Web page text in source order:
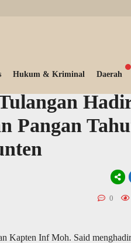
Hukum & Kriminal Daerah
Pangan
0
Kapten Inf Moh. Said